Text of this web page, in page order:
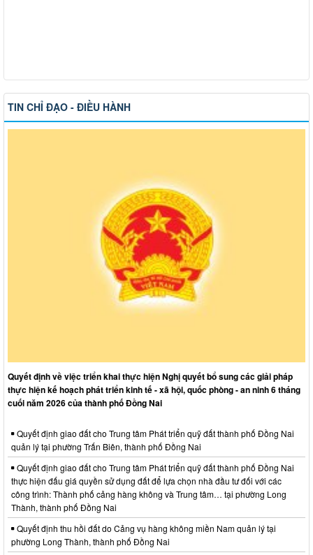
TIN CHỈ ĐẠO - ĐIỀU HÀNH
Quyết định về việc triển khai thực hiện Nghị quyết bổ sung các giải pháp
thực hiện kế hoạch phát triển kinh tế - xã hội, quốc phòng - an ninh 6 tháng
cuối năm 2026 của thành phố Đồng Nai
Quyết định giao đất cho Trung tâm Phát triển quỹ đất thành phố Đồng Nai
quản lý tại phường Trấn Biên, thành phố Đồng Nai
Quyết định giao đất cho Trung tâm Phát triển quỹ đất thành phố Đồng Nai
thực hiện đấu giá quyền sử dụng đất để lựa chọn nhà đầu tư đối với các
công trình: Thành phố cảng hàng không và Trung tâm… tại phường Long
Thành, thành phố Đồng Nai
Quyết định thu hồi đất do Cảng vụ hàng không miền Nam quản lý tại
phường Long Thành, thành phố Đồng Nai